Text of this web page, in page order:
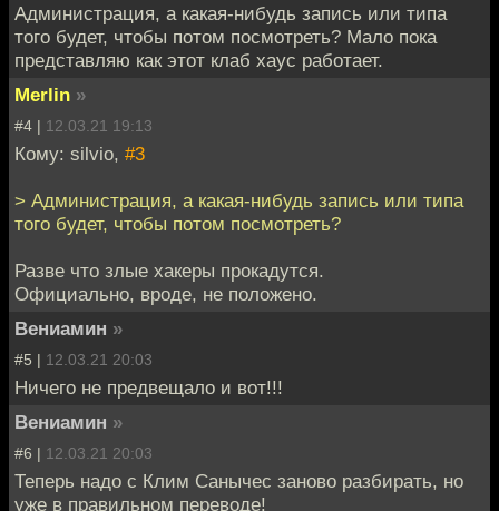
Администрация, а какая-нибудь запись или типа
того будет, чтобы потом посмотреть? Мало пока
представляю как этот клаб хаус работает.
Merlin »
#4 | 12.03.21 19:13
Кому: silvio, #3
> Администрация, а какая-нибудь запись или типа
того будет, чтобы потом посмотреть?
Разве что злые хакеры прокадутся.
Официально, вроде, не положено.
Вениамин »
#5 | 12.03.21 20:03
Ничего не предвещало и вот!!!
Вениамин »
#6 | 12.03.21 20:03
Теперь надо с Клим Санычес заново разбирать, но
уже в правильном переводе!